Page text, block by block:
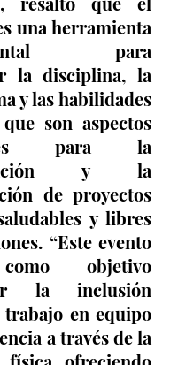
una herramienta
para
la disciplina, la
y las habilidades
son aspectos
para la
y la
de proyectos
y libres
“Este evento
objetivo
la inclusión
trabajo en equipo
a través de la